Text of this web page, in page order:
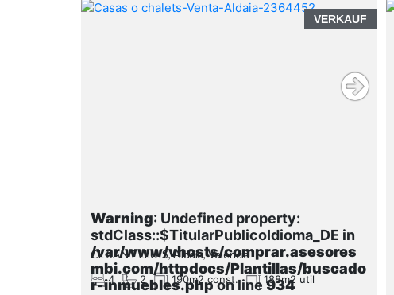
VERKAUF
Warning: Undefined property:
stdClass::$TitularPublicoIdioma_DE in
/var/www/vhosts/comprar.asesores
mbi.com/httpdocs/Plantillas/buscado
r-inmuebles.phpon line 934
CL SANT LLUIS, Aldaia, Valencia
4 2 190m2 const. 188m2 util